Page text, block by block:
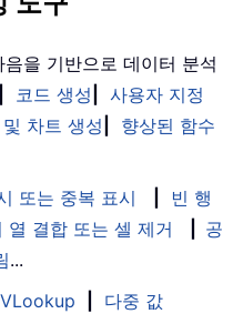
음을 기반으로 데이터 분석
코드 생성
사용자 지정
차트 생성
향상된 함수
또는 중복 표시
빈 행
열 결합 또는 셀 제거
공
...
다중 값